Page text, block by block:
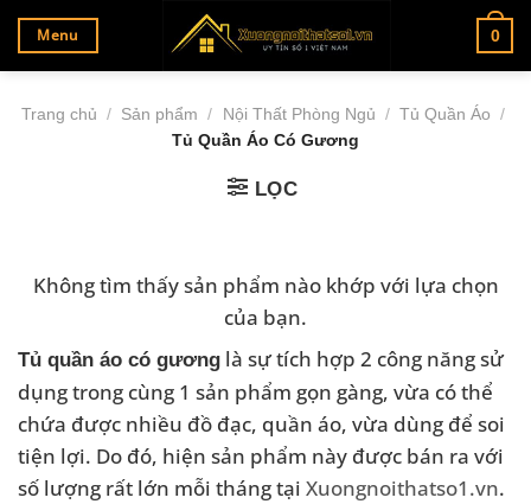
Bỏ
qua
nội
dung
Menu 0
Trang chủ / Sản phẩm / Nội Thất Phòng Ngủ / Tủ Quần Áo /
Tủ Quần Áo Có Gương
LỌC
Không tìm thấy sản phẩm nào khớp với lựa chọn
của bạn.
Tủ quần áo có gương là sự tích hợp 2 công năng sử
dụng trong cùng 1 sản phẩm gọn gàng, vừa có thể
chứa được nhiều đồ đạc, quần áo, vừa dùng để soi
tiện lợi. Do đó, hiện sản phẩm này được bán ra với
số lượng rất lớn mỗi tháng tại Xuongnoithatso1.vn.